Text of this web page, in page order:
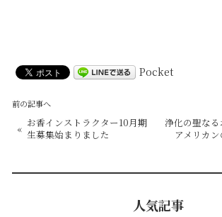
Pocket
前の記事へ
« お香インストラクター10月期
生募集始まりました
浄化の聖な
アメリカ
人気記事